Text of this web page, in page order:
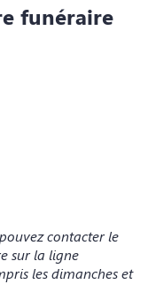
funéraire
contacter le
sur la ligne
les dimanches et